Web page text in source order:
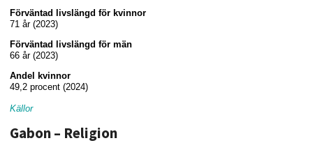
Förväntad livslängd för kvinnor
71 år (2023)
Förväntad livslängd för män
66 år (2023)
Andel kvinnor
49,2 procent (2024)
Källor
Gabon – Religion